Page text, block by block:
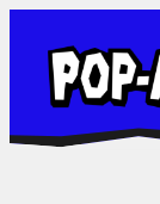
naar
inhoud